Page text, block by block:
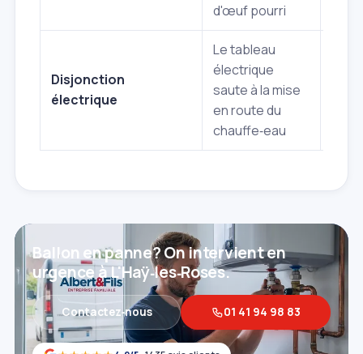
d'œuf pourri
Disjonction
électrique
Le tableau
électrique
saute à la mise
en route du
chauffe‑eau
Ballon en panne? On intervient en
urgence à L'Haÿ‑les‑Roses.
Contactez‑nous 01 41 94 98 83